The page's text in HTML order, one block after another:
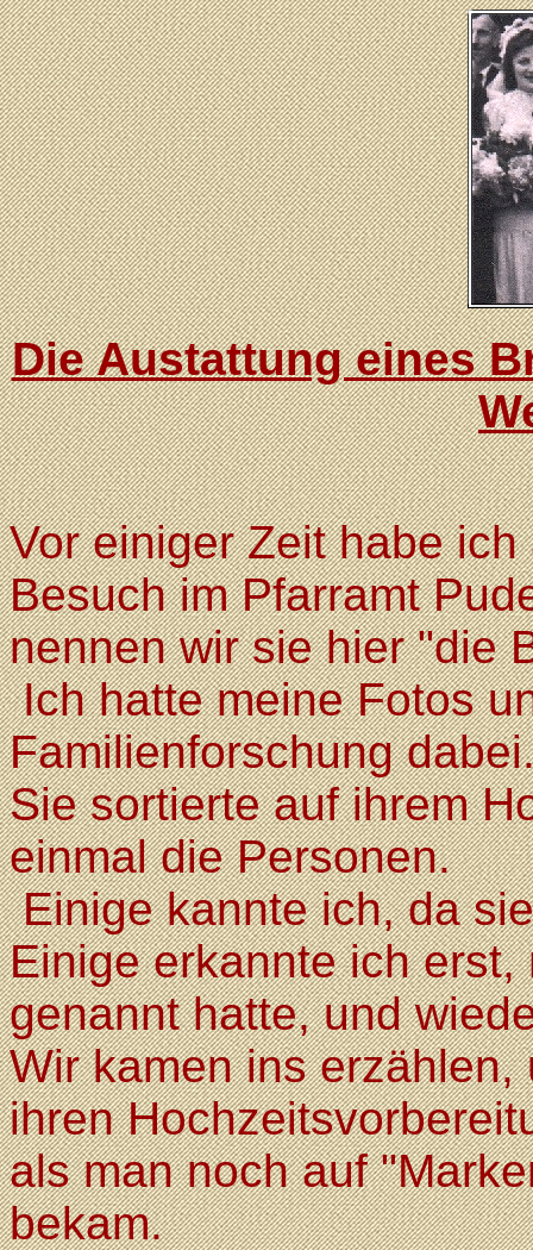
Die Austattung eines
Vor einiger Zeit habe
Besuch im Pfarramt
nennen wir sie hier "die
Ich hatte meine Fotos
Familienforschung
Sie sortierte auf ihrem
einmal die Personen.
Einige kannte ich, da
Einige erkannte ich
genannt hatte, und
Wir kamen ins
ihren
als man noch auf
bekam.